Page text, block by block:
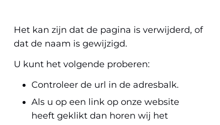
Het kan zijn dat de pagina is verwijderd, of
dat de naam is gewijzigd.
U kunt het volgende proberen:
Controleer de url in de adresbalk.
Als u op een link op onze website
heeft geklikt dan horen wij het